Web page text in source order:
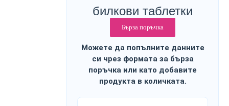
билкови таблетки
Бърза поръчка
Можете да попълните данните
си чрез формата за бърза
поръчка или като добавите
продукта в количката.